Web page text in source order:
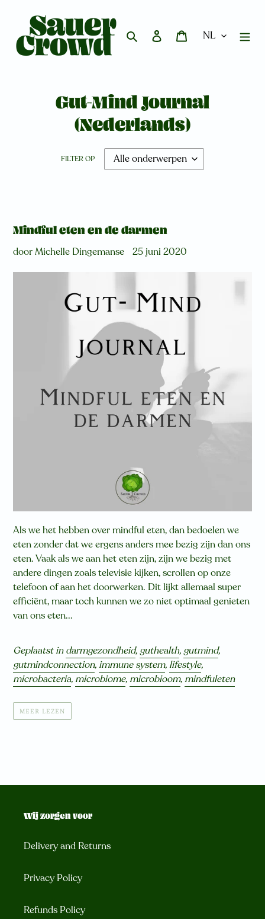
content
Zoeken AanmeldenWinkelwagen
Gut-Mind Journal
(Nederlands)
FILTER OP
Mindful eten en de darmen
door Michelle Dingemanse 25 juni 2020
Als we het hebben over mindful eten, dan bedoelen we
eten zonder dat we ergens anders mee bezig zijn dan ons
eten. Vaak als we aan het eten zijn, zijn we bezig met
andere dingen zoals televisie kijken, scrollen op onze
telefoon of aan het doorwerken. Dit lijkt allemaal super
efficiënt, maar toch kunnen we zo niet optimaal genieten
van ons eten...
Geplaatst indarmgezondheid,guthealth,gutmind,
gutmindconnection, immune system,lifestyle,
microbacteria, microbiome, microbioom, mindfuleten
MEER LEZEN
Wij zorgen voor
Delivery and Returns
Privacy Policy
Refunds Policy